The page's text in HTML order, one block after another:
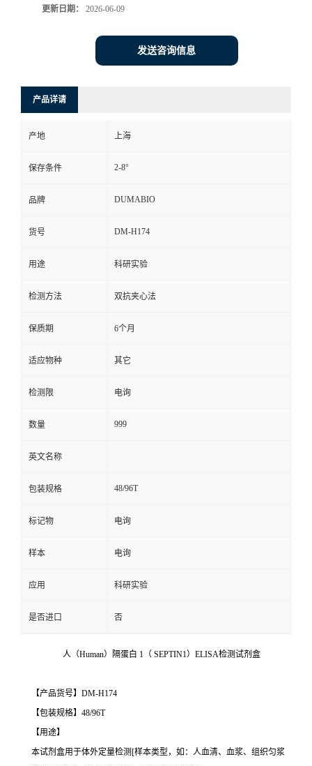
在
线
留
言
更新日期： 2026-06-09
发送咨询信息
产品详请
产地 上海
保存条件 2-8°
品牌 DUMABIO
货号 DM-H174
用途 科研实验
检测方法 双抗夹心法
保质期 6个月
适应物种 其它
检测限 电询
数量 999
英文名称
包装规格 48/96T
标记物 电询
样本 电询
应用 科研实验
是否进口 否
人（Human）隔蛋白 1（ SEPTIN1）ELISA检测试剂盒
【产品货号】DM-H174
【包装规格】48/96T
【用途】
本试剂盒用于体外定量检测[样本类型，如：人血清、血浆、组织匀浆